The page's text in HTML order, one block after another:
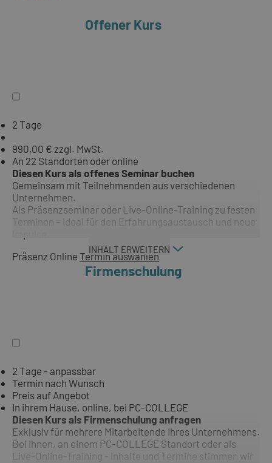
Offener Kurs
2 Tage
990,00 € zzgl. MwSt.
An 22 Standorten oder online
Diesen Kurs als offenes Seminar buchen
Gemeinsam mit Teilnehmenden aus verschiedenen
Unternehmen.
Als Präsenzseminar oder Live-Online-Training zu festen
Terminen – ideal für den Erfahrungsaustausch und neue
INHALT ERWEITERN
Präsenz Online Termin auswählen
Firmenschulung
2 Tage - anpassbar
Termin nach Wunsch
Preis auf Angebot
In ihrem Hause, online, bei PC-COLLEGE
Diesen Kurs als Firmenschulung anfragen
Exklusiv für mehrere Mitarbeitende Ihres Unternehmens.
Bei Ihnen, an einem PC-COLLEGE Standort oder als
Live-Online-Training - Inhalte und Termine stimmen wir